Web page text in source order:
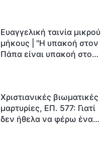
εξαφάνισης». Οι
καταστροφές χτυπούν.
Ξεκινά η αντίστροφη
Ευαγγελική ταινία μικρού
μήκους | "Η υπακοή στον
Πάπα είναι υπακοή στον
Χριστιανικές βιωματικές
μαρτυρίες, ΕΠ. 577: Γιατί
δεν ήθελα να φέρω ένα